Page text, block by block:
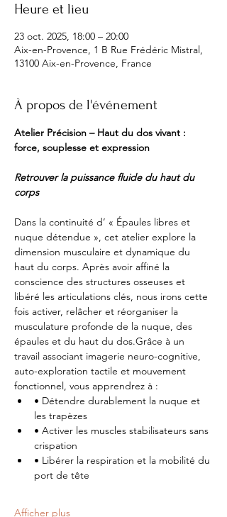
Heure et lieu
23 oct. 2025, 18:00 – 20:00
Aix-en-Provence, 1 B Rue Frédéric Mistral,
13100 Aix-en-Provence, France
À propos de l'événement
Atelier Précision – Haut du dos vivant :
force, souplesse et expression
Retrouver la puissance fluide du haut du
corps
Dans la continuité d’ « Épaules libres et
nuque détendue », cet atelier explore la
dimension musculaire et dynamique du
haut du corps. Après avoir affiné la
conscience des structures osseuses et
libéré les articulations clés, nous irons cette
fois activer, relâcher et réorganiser la
musculature profonde de la nuque, des
épaules et du haut du dos.Grâce à un
travail associant imagerie neuro-cognitive,
auto-exploration tactile et mouvement
fonctionnel, vous apprendrez à :
• Détendre durablement la nuque et
les trapèzes
• Activer les muscles stabilisateurs sans
crispation
• Libérer la respiration et la mobilité du
port de tête
Afficher plus